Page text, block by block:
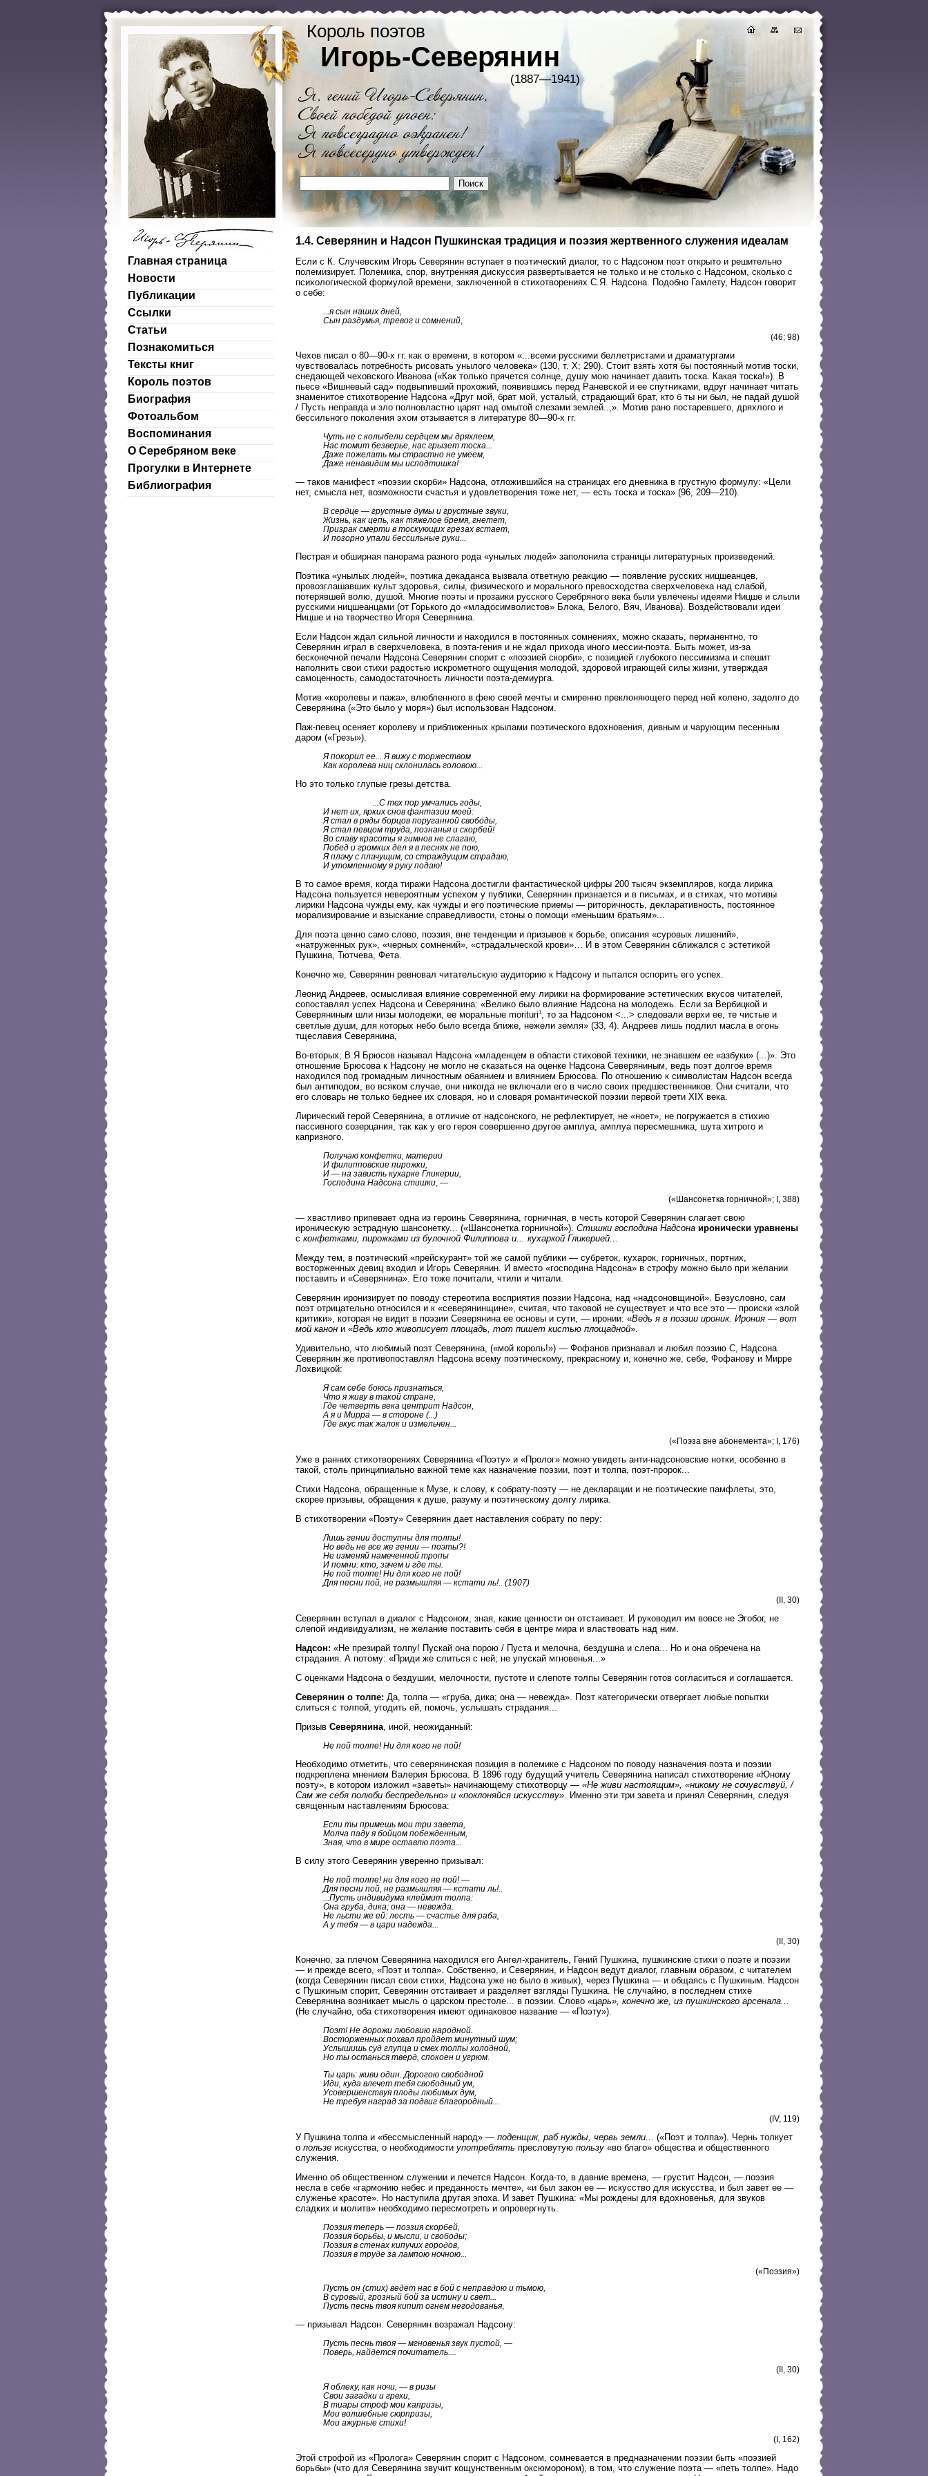
Король поэтов
Игорь-Северянин
(1887—1941)
Главная страница
Новости
Публикации
Ссылки
Статьи
Познакомиться
Тексты книг
Король поэтов
Биография
Фотоальбом
Воспоминания
О Серебряном веке
Прогулки в Интернете
Библиография
1.4. Северянин и Надсон Пушкинская традиция и поэзия жертвенного служения идеалам
Если с К. Случевским Игорь Северянин вступает в поэтический диалог, то с Надсоном поэт открыто и решительно
полемизирует. Полемика, спор, внутренняя дискуссия развертывается не только и не столько с Надсоном, сколько с
психологической формулой времени, заключенной в стихотворениях С.Я. Надсона. Подобно Гамлету, Надсон говорит
о себе:
...я сын наших дней,
Сын раздумья, тревог и сомнений
(46; 98)
Чехов писал о 80—90-х гг. как о времени, в котором «...всеми русскими беллетристами и драматургами
чувствовалась потребность рисовать унылого человека» (130, т. Х; 290). Стоит взять хотя бы постоянный мотив тоски,
снедающей чеховского Иванова («Как только прячется солнце, душу мою начинает давить тоска. Какая тоска!»). В
пьесе «Вишневый сад» подвыпивший прохожий, появившись перед Раневской и ее спутниками, вдруг начинает читать
знаменитое стихотворение Надсона «Друг мой, брат мой, усталый, страдающий брат, кто б ты ни был, не падай душой
/ Пусть неправда и зло полновластно царят над омытой слезами землей..,». Мотив рано постаревшего, дряхлого и
бессильного поколения эхом отзывается в литературе 80—90-х гг.
Чуть не с колыбели сердцем мы дряхлеем,
Нас томит безверье, нас грызет тоска...
Даже пожелать мы страстно не умеем,
Даже ненавидим мы исподтишка!
— таков манифест «поэзии скорби» Надсона, отложившийся на страницах его дневника в грустную формулу: «Цели
нет, смысла нет, возможности счастья и удовлетворения тоже нет, — есть тоска и тоска» (96, 209—210).
В сердце — грустные думы и грустные звуки,
Жизнь, как цепь, как тяжелое бремя, гнетет,
Призрак смерти в тоскующих грезах встает,
И позорно упали бессильные руки...
Пестрая и обширная панорама разного рода «унылых людей» заполонила страницы литературных произведений.
Поэтика «унылых людей», поэтика декаданса вызвала ответную реакцию — появление русских ницшеанцев,
провозглашавших культ здоровья, силы, физического и морального превосходства сверхчеловека над слабой,
потерявшей волю, душой. Многие поэты и прозаики русского Серебряного века были увлечены идеями Ницше и слыли
русскими ницшеанцами (от Горького до «младосимволистов» Блока, Белого, Вяч, Иванова). Воздействовали идеи
Ницше и на творчество Игоря Северянина.
Если Надсон ждал сильной личности и находился в постоянных сомнениях, можно сказать, перманентно, то
Северянин играл в сверхчеловека, в поэта-гения и не ждал прихода иного мессии-поэта. Быть может, из-за
бесконечной печали Надсона Северянин спорит с «поэзией скорби», с позицией глубокого пессимизма и спешит
наполнить свои стихи радостью искрометного ощущения молодой, здоровой играющей силы жизни, утверждая
самоценность, самодостаточность личности поэта-демиурга.
Мотив «королевы и пажа», влюбленного в фею своей мечты и смиренно преклоняющего перед ней колено, задолго до
Северянина («Это было у моря») был использован Надсоном.
Паж-певец осеняет королеву и приближенных крылами поэтического вдохновения, дивным и чарующим песенным
даром («Грезы»).
Я покорил ее... Я вижу с торжеством
Как королева ниц склонилась головою...
Но это только глупые грезы детства.
...С тех пор умчались годы,
И нет их, ярких снов фантазии моей:
Я стал в ряды борцов поруганной свободы,
Я стал певцом труда, познанья и скорбей!
Во славу красоты я гимнов не слагаю,
Побед и громких дел я в песнях не пою,
Я плачу с плачущим, со страждущим страдаю,
И утомленному я руку подаю!
В то самое время, когда тиражи Надсона достигли фантастической цифры 200 тысяч экземпляров, когда лирика
Надсона пользуется невероятным успехом у публики, Северянин признается и в письмах, и в стихах, что мотивы
лирики Надсона чужды ему, как чужды и его поэтические приемы — риторичность, декларативность, постоянное
морализирование и взыскание справедливости, стоны о помощи «меньшим братьям»...
Для поэта ценно само слово, поэзия, вне тенденции и призывов к борьбе, описания «суровых лишений»,
«натруженных рук», «черных сомнений», «страдальческой крови»… И в этом Северянин сближался с эстетикой
Пушкина, Тютчева, Фета.
Конечно же, Северянин ревновал читательскую аудиторию к Надсону и пытался оспорить его успех.
Леонид Андреев, осмысливая влияние современной ему лирики на формирование эстетических вкусов читателей,
сопоставлял успех Надсона и Северянина: «Велико было влияние Надсона на молодежь. Если за Вербицкой и
Северяниным шли низы молодежи, ее моральные morituri1, то за Надсоном <...> следовали верхи ее, те чистые и
светлые души, для которых небо было всегда ближе, нежели земля» (33, 4). Андреев лишь подлил масла в огонь
тщеславия Северянина,
Во-вторых, В.Я Брюсов называл Надсона «младенцем в области стиховой техники, не знавшем ее «азбуки» (...)». Это
отношение Брюсова к Надсону не могло не сказаться на оценке Надсона Северяниным, ведь поэт долгое время
находился под громадным личностным обаянием и влиянием Брюсова. По отношению к символистам Надсон всегда
был антиподом, во всяком случае, они никогда не включали его в число своих предшественников. Они считали, что
его словарь не только беднее их словаря, но и словаря романтической поэзии первой трети XIX века.
Лирический герой Северянина, в отличие от надсонского, не рефлектирует, не «ноет», не погружается в стихию
пассивного созерцания, так как у его героя совершенно другое амплуа, амплуа пересмешника, шута хитрого и
капризного.
Получаю конфетки, материи
И филипповские пирожки,
И — на зависть кухарке Гликерии,
Господина Надсона стишки , —
(«Шансонетка горничной»; I, 388)
— хвастливо припевает одна из героинь Северянина, горничная, в честь которой Северянин слагает свою
ироническую эстрадную шансонетку... («Шансонетка горничной»). Стишки господина Надсона иронически уравнены
с конфетками, пирожками из булочной Филиппова и... кухаркой Гликерией...
Между тем, в поэтический «прейскурант» той же самой публики — субреток, кухарок, горничных, портних,
восторженных девиц входил и Игорь Северянин. И вместо «господина Надсона» в строфу можно было при желании
поставить и «Северянина». Его тоже почитали, чтили и читали.
Северянин иронизирует по поводу стереотипа восприятия поэзии Надсона, над «надсоновщиной». Безусловно, сам
поэт отрицательно относился и к «северянинщине», считая, что таковой не существует и что все это — происки «злой
критики», которая не видит в поэзии Северянина ее основы и сути, — иронии: «Ведь я в поэзии ироник. Ирония — вот
мой канон и «Ведь кто живописует площадь, тот пишет кистью площадной».
Удивительно, что любимый поэт Северянина, («мой король!») — Фофанов признавал и любил поэзию С, Надсона.
Северянин же противопоставлял Надсона всему поэтическому, прекрасному и, конечно же, себе, Фофанову и Мирре
Лохвицкой:
Я сам себе боюсь признаться,
Что я живу в такой стране,
Где четверть века центрит Надсон,
А я и Мирра — в стороне (...)
Где вкус так жалок и измельчен...
(«Поэза вне абонемента»; I, 176)
Уже в ранних стихотворениях Северянина «Поэту» и «Пролог» можно увидеть анти-надсоновские нотки, особенно в
такой, столь принципиально важной теме как назначение поэзии, поэт и толпа, поэт-пророк...
Стихи Надсона, обращенные к Музе, к слову, к собрату-поэту — не декларации и не поэтические памфлеты, это,
скорее призывы, обращения к душе, разуму и поэтическому долгу лирика.
В стихотворении «Поэту» Северянин дает наставления собрату по перу:
Лишь гении доступны для толпы!
Но ведь не все же гении — поэты?!
Не изменяй намеченной тропы
И помни: кто, зачем и где ты.
Не пой толпе! Ни для кого не пой!
Для песни пой, не размышляя — кстати ль!.. (1907)
(II, 30)
Северянин вступал в диалог с Надсоном, зная, какие ценности он отстаивает. И руководил им вовсе не Эгобог, не
слепой индивидуализм, не желание поставить себя в центре мира и властвовать над ним.
Надсон: «Не презирай толпу! Пускай она порою / Пуста и мелочна, бездушна и слепа... Но и она обречена на
страдания. А потому: «Приди же слиться с ней; не упускай мгновенья...»
С оценками Надсона о бездушии, мелочности, пустоте и слепоте толпы Северянин готов согласиться и соглашается.
Северянин о толпе: Да, толпа — «груба, дика; она — невежда». Поэт категорически отвергает любые попытки
слиться с толпой, угодить ей, помочь, услышать страдания...
Призыв Северянина , иной, неожиданный:
Не пой толпе! Ни для кого не пой!
Необходимо отметить, что северянинская позиция в полемике с Надсоном по поводу назначения поэта и поэзии
подкреплена мнением Валерия Брюсова. В 1896 году будущий учитель Северянина написал стихотворение «Юному
поэту», в котором изложил «заветы» начинающему стихотворцу — «Не живи настоящим», «никому не сочувствуй, /
Сам же себя полюби беспредельно» и «поклоняйся искусству» . Именно эти три завета и принял Северянин, следуя
священным наставлениям Брюсова:
Если ты примешь мои три завета,
Молча паду я бойцом побежденным,
Зная, что в мире оставлю поэта...
В силу этого Северянин уверенно призывал:
Не пой толпе! ни для кого не пой! —
Для песни пой, не размышляя — кстати ль!..
...Пусть индивидума клеймит толпа:
Она груба, дика; она — невежда.
Не льсти же ей: лесть — счастье для раба,
А у тебя — в цари надежда...
(II, 30)
Конечно, за плечом Северянина находился его Ангел-хранитель, Гений Пушкина, пушкинские стихи о поэте и поэзии
— и прежде всего, «Поэт и толпа». Собственно, и Северянин, и Надсон ведут диалог, главным образом, с читателем
(когда Северянин писал свои стихи, Надсона уже не было в живых), через Пушкина — и общаясь с Пушкиным. Надсон
с Пушкиным спорит, Северянин отстаивает и разделяет взгляды Пушкина. Не случайно, в последнем стихе
Северянина возникает мысль о царском престоле... в поэзии. Слово «царь», конечно же, из пушкинского арсенала...
(Не случайно, оба стихотворения имеют одинаковое название — «Поэту»).
Поэт! Не дорожи любовию народной.
Восторженных похвал пройдет минутный шум;
Услышишь суд глупца и смех толпы холодной,
Но ты останься тверд, спокоен и угрюм.
Ты царь: живи один. Дорогою свободной
Иди, куда влечет тебя свободный ум,
Усовершенствуя плоды любимых дум,
Не требуя наград за подвиг благородный...
(IV, 119)
У Пушкина толпа и «бессмысленный народ» — поденщик, раб нужды, червь земли...
(«Поэт и толпа»). Чернь толкует
о пользе искусства, о необходимости употреблять пресловутую пользу «во благо» общества и общественного
служения.
Именно об общественном служении и печется Надсон. Когда-то, в давние времена, — грустит Надсон, — поэзия
несла в себе «гармонию небес и преданность мечте», «и был закон ее — искусство для искусства, и был завет ее —
служенье красоте». Но наступила другая эпоха. И завет Пушкина: «Мы рождены для вдохновенья, для звуков
сладких и молитв» необходимо пересмотреть и опровергнуть.
Поэзия теперь — поэзия скорбей,
Поэзия борьбы, и мысли, и свободы;
Поэзия в стенах кипучих городов,
Поэзия в труде за лампою ночною...
(«Поэзия»)
Пусть он (стих) ведет нас в бой с неправдою и тьмою,
В суровый, грозный бой за истину и свет...
Пусть песнь твоя кипит огнем негодованья
— призывал Надсон. Северянин возражал Надсону:
Пусть песнь твоя — мгновенья звук пустой, —
Поверь, найдется почитатель....
(II, 30)
Я облеку, как ночи, — в ризы
Свои загадки и грехи,
В тиары строф мои капризы,
Мои волшебные сюрпризы,
Мои ажурные стихи!
(I, 162)
Этой строфой из «Пролога» Северянин спорит с Надсоном, сомневается в предназначении поэзии быть «поэзией
борьбы» (что для Северянина звучит кощунственным оксюмороном), в том, что служение поэта — «петь толпе». Надо